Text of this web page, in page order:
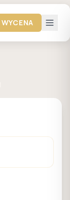
WYCENA